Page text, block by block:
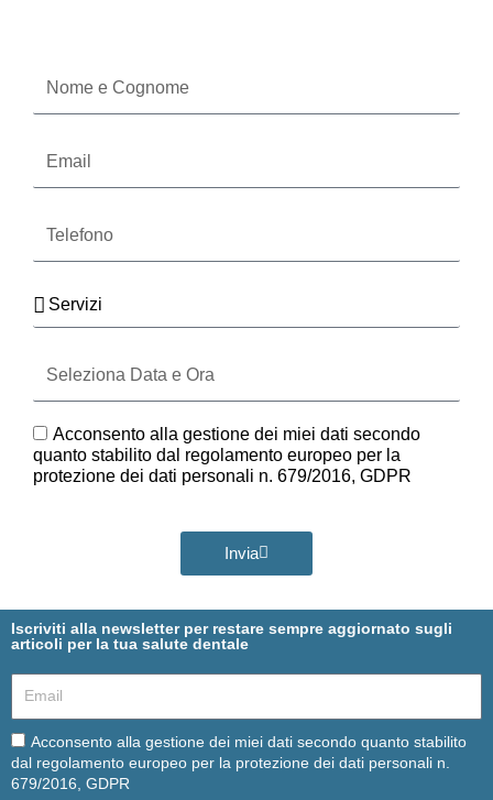
Cognome
Servizi
Data
e
GDPR
Acconsento alla gestione dei miei dati secondo
quanto stabilito dal regolamento europeo per la
protezione dei dati personali n. 679/2016, GDPR
Invia
Iscriviti alla newsletter per restare sempre aggiornato sugli
articoli per la tua salute dentale
Email
Email
Acconsento alla gestione dei miei dati secondo quanto stabilito
dal regolamento europeo per la protezione dei dati personali n.
679/2016, GDPR